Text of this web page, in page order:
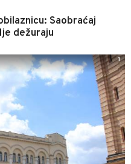
Saobraćaj
dežuraju
1